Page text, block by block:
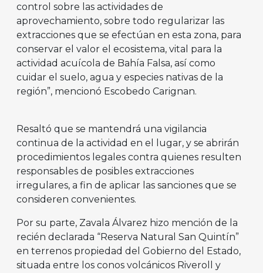
control sobre las actividades de
aprovechamiento, sobre todo regularizar las
extracciones que se efectúan en esta zona, para
conservar el valor el ecosistema, vital para la
actividad acuícola de Bahía Falsa, así como
cuidar el suelo, agua y especies nativas de la
región”, mencionó Escobedo Carignan.
Resaltó que se mantendrá una vigilancia
continua de la actividad en el lugar, y se abrirán
procedimientos legales contra quienes resulten
responsables de posibles extracciones
irregulares, a fin de aplicar las sanciones que se
consideren convenientes.
Por su parte, Zavala Álvarez hizo mención de la
recién declarada “Reserva Natural San Quintín”
en terrenos propiedad del Gobierno del Estado,
situada entre los conos volcánicos Riveroll y